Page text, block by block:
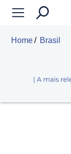
Home Brasil